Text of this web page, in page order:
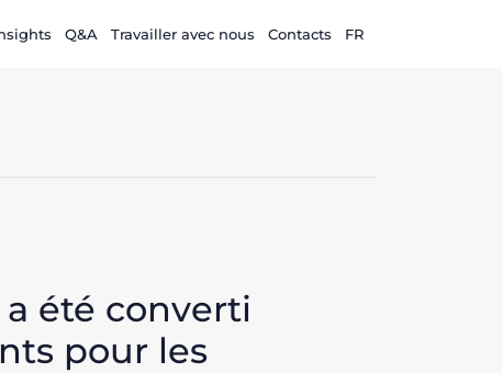
Q&A Travailler avec nous Contacts FR
a été converti
pour les